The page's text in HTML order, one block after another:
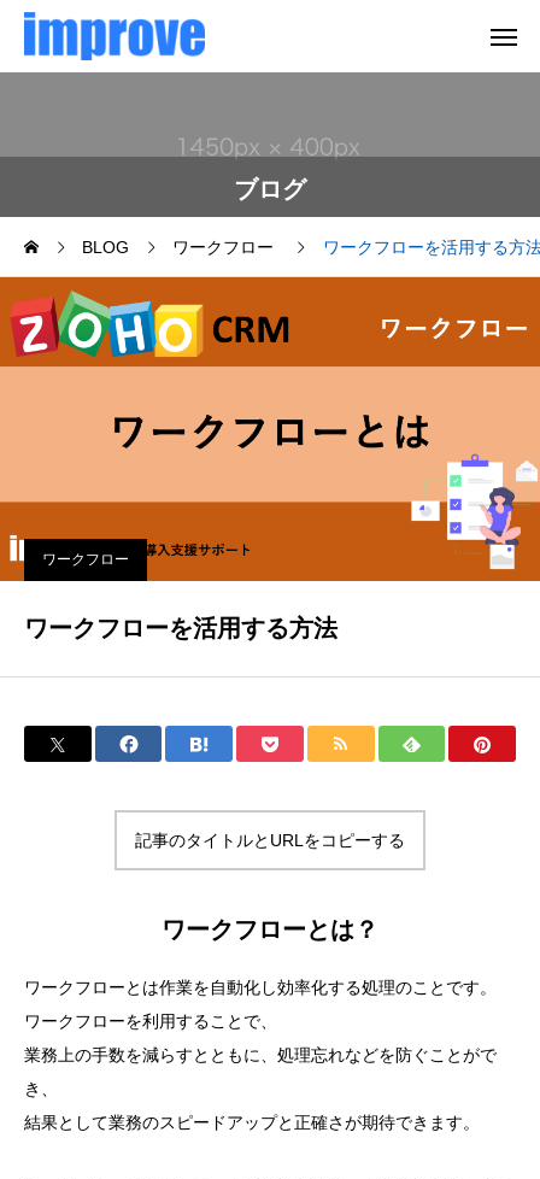
ブログ
BLOG ワークフロー ワークフローを活用する方
ワークフロー
ワークフローを活用する方法
記事のタイトルとURLをコピーする
ワークフローとは？
ワークフローとは作業を自動化し効率化する処理のことです。
ワークフローを利用することで、
業務上の手数を減らすとともに、処理忘れなどを防ぐことがで
き、
結果として業務のスピードアップと正確さが期待できます。